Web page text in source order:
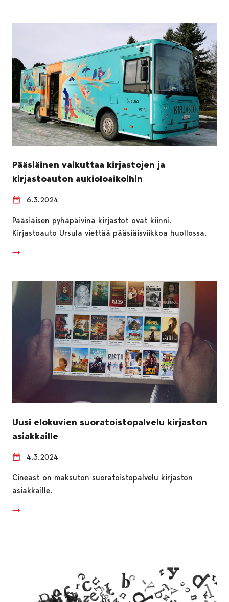
Pääsiäinen vaikuttaa kirjastojen ja
kirjastoauton aukioloaikoihin
6.3.2024
Pääsiäisen pyhäpäivinä kirjastot ovat kiinni.
Kirjastoauto Ursula viettää pääsiäisviikkoa huollossa.
Uusi elokuvien suoratoistopalvelu kirjaston
asiakkaille
4.3.2024
Cineast on maksuton suoratoistopalvelu kirjaston
asiakkaille.